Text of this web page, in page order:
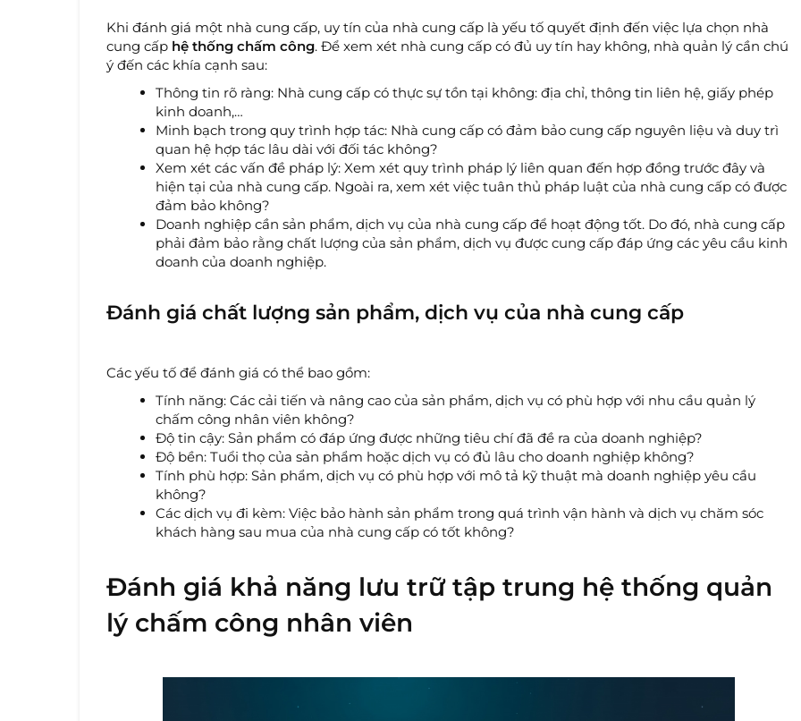
Khi đánh giá một nhà cung cấp, uy tín của nhà cung cấp là yếu tố quyết định đến việc lựa chọn nhà
cung cấp hệ thống chấm công. Để xem xét nhà cung cấp có đủ uy tín hay không, nhà quản lý cần chú
ý đến các khía cạnh sau:
Thông tin rõ ràng: Nhà cung cấp có thực sự tồn tại không: địa chỉ, thông tin liên hệ, giấy phép
kinh doanh,…
Minh bạch trong quy trình hợp tác: Nhà cung cấp có đảm bảo cung cấp nguyên liệu và duy trì
quan hệ hợp tác lâu dài với đối tác không?
Xem xét các vấn đề pháp lý: Xem xét quy trình pháp lý liên quan đến hợp đồng trước đây và
hiện tại của nhà cung cấp. Ngoài ra, xem xét việc tuân thủ pháp luật của nhà cung cấp có được
đảm bảo không?
Doanh nghiệp cần sản phẩm, dịch vụ của nhà cung cấp để hoạt động tốt. Do đó, nhà cung cấp
phải đảm bảo rằng chất lượng của sản phẩm, dịch vụ được cung cấp đáp ứng các yêu cầu kinh
doanh của doanh nghiệp.
Đánh giá chất lượng sản phẩm, dịch vụ của nhà cung cấp
Các yếu tố để đánh giá có thể bao gồm:
Tính năng: Các cải tiến và nâng cao của sản phẩm, dịch vụ có phù hợp với nhu cầu quản lý
chấm công nhân viên không?
Độ tin cậy: Sản phẩm có đáp ứng được những tiêu chí đã đề ra của doanh nghiệp?
Độ bền: Tuổi thọ của sản phẩm hoặc dịch vụ có đủ lâu cho doanh nghiệp không?
Tính phù hợp: Sản phẩm, dịch vụ có phù hợp với mô tả kỹ thuật mà doanh nghiệp yêu cầu
không?
Các dịch vụ đi kèm: Việc bảo hành sản phẩm trong quá trình vận hành và dịch vụ chăm sóc
khách hàng sau mua của nhà cung cấp có tốt không?
Đánh giá khả năng lưu trữ tập trung hệ thống quản
lý chấm công nhân viên